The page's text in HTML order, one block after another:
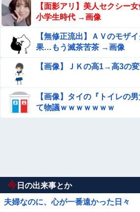
【面影アリ】美人セクシー
小学生時代 →画像
【無修正流出】ＡＶのモザ
果…もう滅茶苦茶 →画像
【画像】ＪＫの高1→高3の
【画像】タイの『トイレの
て物議ｗｗｗｗｗｗｗ
今 日の出来事とか
夫婦なのに、心が一番遠かった日々